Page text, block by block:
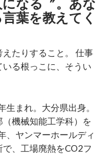
葉を教えてく
たりすること。 仕事
る根っこに、そうい
まれ。大分県出身。
機械知能工学科）を
、ヤンマーホールディ
、工場廃熱をCO2フ